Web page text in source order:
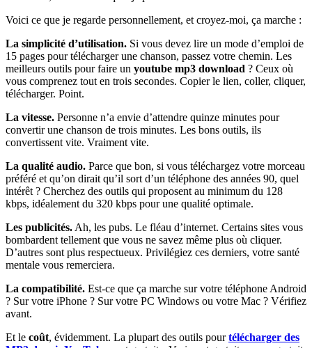
Voici ce que je regarde personnellement, et croyez-moi, ça marche :
La simplicité d’utilisation. Si vous devez lire un mode d’emploi de
15 pages pour télécharger une chanson, passez votre chemin. Les
meilleurs outils pour faire un youtube mp3 download ? Ceux où
vous comprenez tout en trois secondes. Copier le lien, coller, cliquer,
télécharger. Point.
La vitesse. Personne n’a envie d’attendre quinze minutes pour
convertir une chanson de trois minutes. Les bons outils, ils
convertissent vite. Vraiment vite.
La qualité audio. Parce que bon, si vous téléchargez votre morceau
préféré et qu’on dirait qu’il sort d’un téléphone des années 90, quel
intérêt ? Cherchez des outils qui proposent au minimum du 128
kbps, idéalement du 320 kbps pour une qualité optimale.
Les publicités. Ah, les pubs. Le fléau d’internet. Certains sites vous
bombardent tellement que vous ne savez même plus où cliquer.
D’autres sont plus respectueux. Privilégiez ces derniers, votre santé
mentale vous remerciera.
La compatibilité. Est-ce que ça marche sur votre téléphone Android
? Sur votre iPhone ? Sur votre PC Windows ou votre Mac ? Vérifiez
avant.
Et le coût, évidemment. La plupart des outils pourtélécharger des